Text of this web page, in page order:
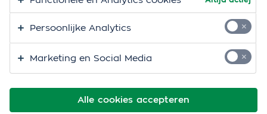
Goed rendement, geen onnodige risico’s
CZ heeft als zorgverzekeraar een grote
maatschappelijke verantwoordelijkheid. Openheid is
daarom heel belangrijk, dus duidelijk zijn over wat CZ
doet en waarom. Over hoe wij met ons vermogen
omgaan. Dat doen wij zorgvuldig en voorzichtig. Bij
Alle cookies accepteren
Persoonlijke Analytics
Marketing en Social Media